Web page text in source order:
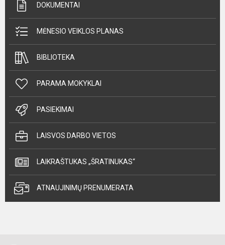
DOKUMENTAI
MĖNESIO VEIKLOS PLANAS
BIBLIOTEKA
PARAMA MOKYKLAI
PASIEKIMAI
LAISVOS DARBO VIETOS
LAIKRAŠTUKAS „ŠRATINUKAS“
ATNAUJINIMŲ PRENUMERATA